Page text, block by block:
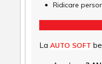
Ridicare
La AUTO SOFT